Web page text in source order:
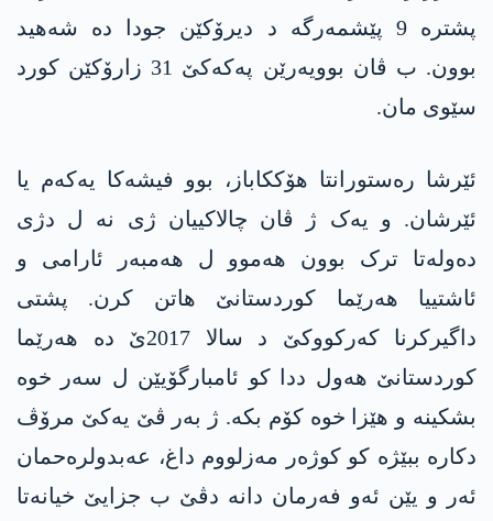
پشتره‌ 9 پێشمەرگە د دیرۆکێن جودا دە شەهید
بوون. ب ڤان بوویەرێن په‌كه‌كێ 31 زارۆکێن کورد
سێوی مان.
ئێرشا رەستورانتا هۆککاباز، بوو فیشەکا یەکەم یا
ئێرشان. و یەک ژ ڤان چالاکییان ژی نە ل دژی
دەولەتا ترک بوون هەموو ل هەمبەر ئارامی و
ئاشتییا هەرێما کوردستانێ هاتن کرن. پشتی
داگیرکرنا کەرکووکێ د سالا 2017ێ دە هەرێما
کوردستانێ هەول ددا کو ئامبارگۆیێن ل سەر خوە
بشکینە و هێزا خوە کۆم بکە. ژ بەر ڤێ یەکێ مرۆڤ
دکارە ببێژە کو کوژەر مه‌زلووم داغ، عه‌بدولره‌حمان
ئەر و یێن ئه‌و فەرمان دانە دڤێ ب جزایێ خیانەتا